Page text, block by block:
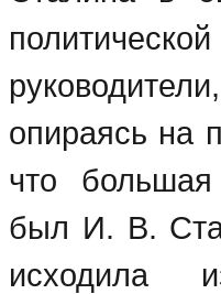
опираясь на
что большая
был И. В.
исходила